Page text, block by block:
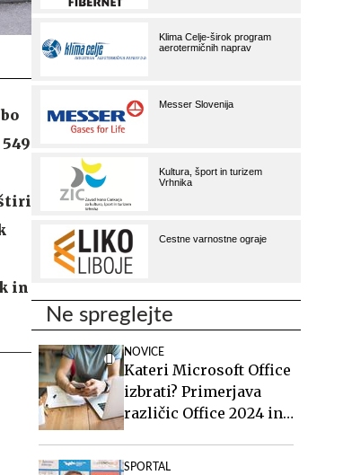
in
Ne spreglejte
NOVICE
Kateri Microsoft Office
izbrati? Primerjava
različic Office 2024 in
SPORTAL